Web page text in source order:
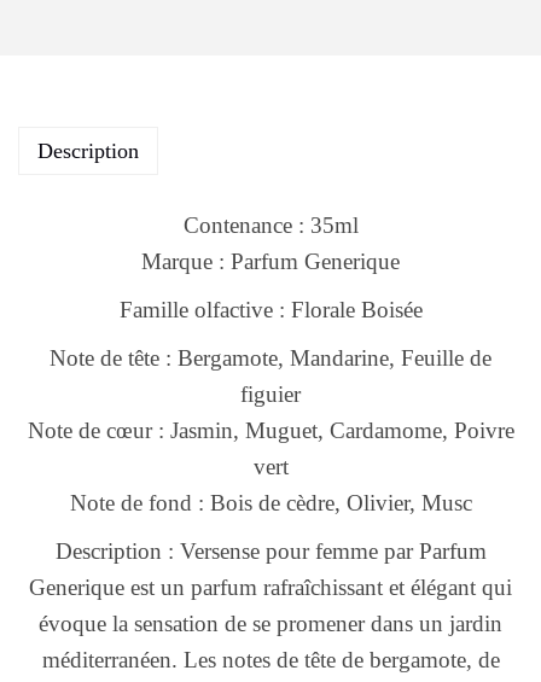
Description
Contenance : 35ml
Marque : Parfum Generique
Famille olfactive : Florale Boisée
Note de tête : Bergamote, Mandarine, Feuille de
figuier
Note de cœur : Jasmin, Muguet, Cardamome, Poivre
vert
Note de fond : Bois de cèdre, Olivier, Musc
Description : Versense pour femme par Parfum
Generique est un parfum rafraîchissant et élégant qui
évoque la sensation de se promener dans un jardin
méditerranéen. Les notes de tête de bergamote, de